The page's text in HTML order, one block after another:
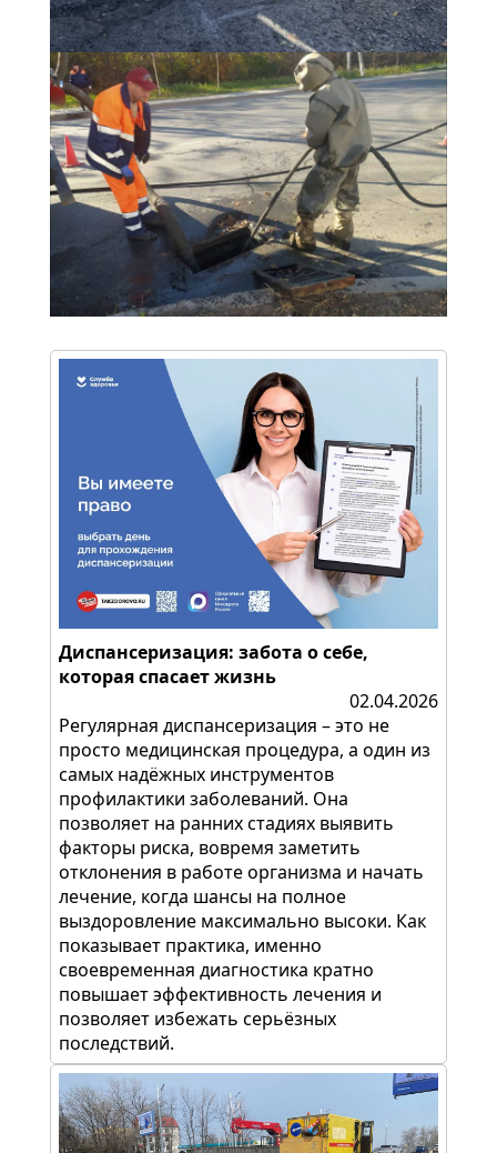
Диспансеризация: забота о себе,
которая спасает жизнь
02.04.2026
Регулярная диспансеризация – это не
просто медицинская процедура, а один из
самых надёжных инструментов
профилактики заболеваний. Она
позволяет на ранних стадиях выявить
факторы риска, вовремя заметить
отклонения в работе организма и начать
лечение, когда шансы на полное
выздоровление максимально высоки. Как
показывает практика, именно
своевременная диагностика кратно
повышает эффективность лечения и
позволяет избежать серьёзных
последствий.